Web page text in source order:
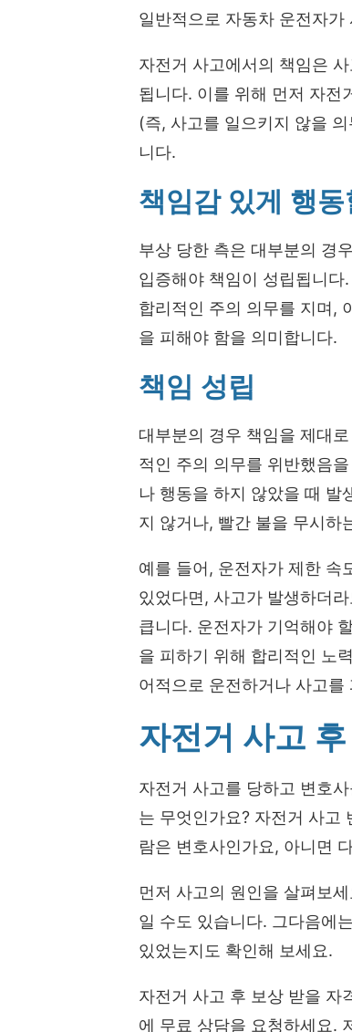
일반적으로 자동차 운전자
자전거 사고에서의 책임은
됩니다. 이를 위해 먼저 자전
(즉, 사고를 일으키지 않을
니다.
책임감 있게 행
부상 당한 측은 대부분의 경
입증해야 책임이 성립됩니
합리적인 주의 의무를 지며,
을 피해야 함을 의미합니다.
책임 성립
대부분의 경우 책임을 제대
적인 주의 의무를 위반했음
나 행동을 하지 않았을 때 발
지 않거나, 빨간 불을 무시하
예를 들어, 운전자가 제한 속
있었다면, 사고가 발생하더
큽니다. 운전자가 기억해야
을 피하기 위해 합리적인 노
어적으로 운전하거나 사고
자전거 사고
자전거 사고를 당하고 변호
는 무엇인가요? 자전거 사고
람은 변호사인가요, 아니면
먼저 사고의 원인을 살펴보
일 수도 있습니다. 그다음에
있었는지도 확인해 보세요.
자전거 사고 후 보상 받을 자
에 무료 상담을 요청하세요.